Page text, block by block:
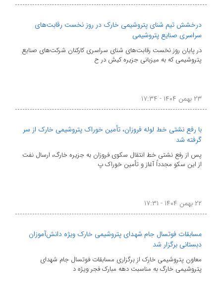
درخشش تیم شنای پتروشیمی خارک در روز نخست رقابت‌های
سراسری صنایع پتروشیمی
در پایان روز نخست رقابت‌های شنای سراسری کارکنان شرکت‌های صنایع
پتروشیمی که به میزبانی جزیره کیش در ح
۲۳ بهمن ۱۴۰۴ - ۱۷:۳۴
با رفع نشتی خط لوله فروزان، تأمین خوراک پتروشیمی خارک از سر
گرفته شد
پس از رفع نشتی خط انتقال سکوی فروزان به جزیره خارگ، ارسال نفت
از این سکو مجدداً آغاز و تأمین خوراک پ
۲۲ بهمن ۱۴۰۴ - ۱۷:۳۱
مسابقات فوتسال جام شهدای پتروشیمی خارک ویژه دانش‌آموزان
دبستانی برگزار شد
معاون پتروشیمی خارک از برگزاری مسابقات فوتسال جام شهدای
پتروشیمی خارگ به مناسبت دهه مبارک فجر ویژه د